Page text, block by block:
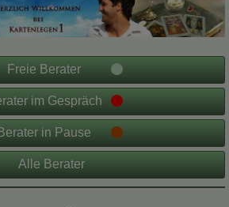
Freie Berater
im Gespräch
Berater in Pause
Alle Berater